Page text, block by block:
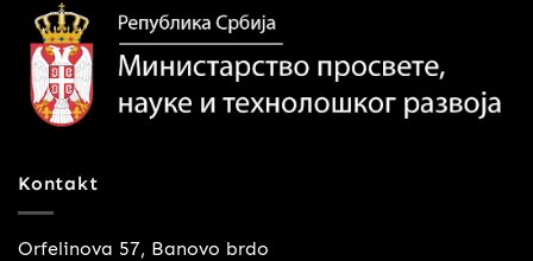
Kontakt
Orfelinova 57, Banovo brdo